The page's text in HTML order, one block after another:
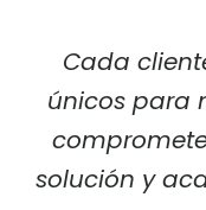
Cada
únicos para
solución y